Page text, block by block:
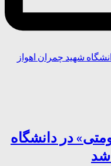
در دانشگاه
شد